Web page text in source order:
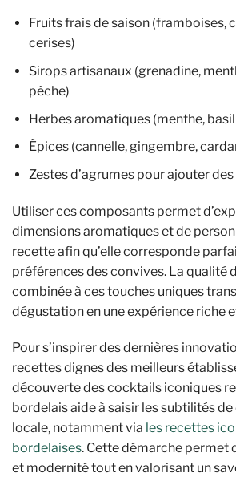
Fruits frais de saison (framboises,
cerises)
Sirops artisanaux (grenadine,
pêche)
Herbes aromatiques (menthe,
Épices (cannelle, gingembre,
Zestes d’agrumes pour ajouter
Utiliser ces composants permet
dimensions aromatiques et de
recette afin qu’elle corresponde
préférences des convives. La qualité
combinée à ces touches uniques
dégustation en une expérience riche
Pour s’inspirer des dernières
recettes dignes des meilleurs
découverte des cocktails iconiques
bordelais aide à saisir les subtilités
locale, notamment via les recettes
bordelaises. Cette démarche permet
et modernité tout en valorisant un